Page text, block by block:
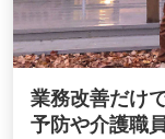
業務改善だけ
予防や介護職